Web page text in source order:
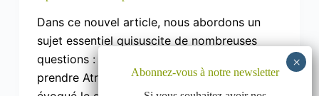
Dans ce nouvel article, nous abordons un
sujet essentiel quisuscite de nombreuses
questions : quelle est la meilleure façon de
prendre AtremoPlus ? Après avoir déjà
Abonnez-vous à notre newsletter